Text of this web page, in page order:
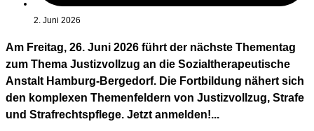
2. Juni 2026
Am Freitag, 26. Juni 2026 führt der nächste Thementag
zum Thema Justizvollzug an die Sozialtherapeutische
Anstalt Hamburg-Bergedorf. Die Fortbildung nähert sich
den komplexen Themenfeldern von Justizvollzug, Strafe
und Strafrechtspflege. Jetzt anmelden!...